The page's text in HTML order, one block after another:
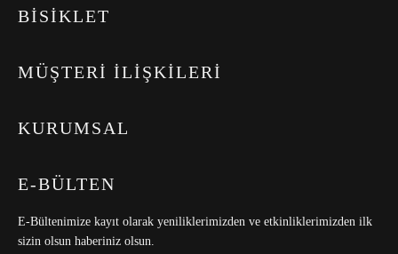
BİSİKLET
MÜŞTERİ İLİŞKİLERİ
KURUMSAL
E-BÜLTEN
E-Bültenimize kayıt olarak yeniliklerimizden ve etkinliklerimizden ilk
sizin olsun haberiniz olsun.